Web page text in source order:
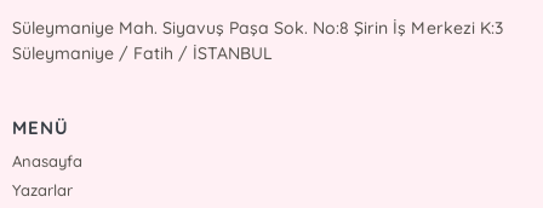
Süleymaniye Mah. Siyavuş Paşa Sok. No:8 Şirin İş Merkezi K:3
Süleymaniye / Fatih / İSTANBUL
MENÜ
Anasayfa
Yazarlar